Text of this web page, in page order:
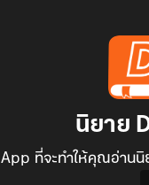
นิยาย
App ที่จะทำให้คุณอ่านนิ